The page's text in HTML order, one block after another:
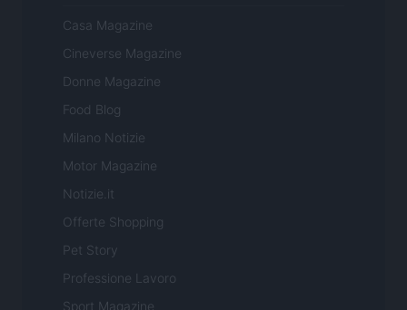
Casa Magazine
Cineverse Magazine
Donne Magazine
Food Blog
Milano Notizie
Motor Magazine
Notizie.it
Offerte Shopping
Pet Story
Professione Lavoro
Sport Magazine